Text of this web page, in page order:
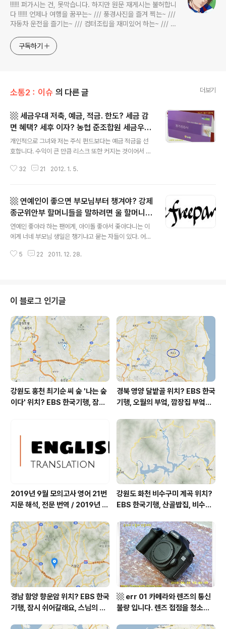
!!!!!! 퍼가시는 건, 못막습니다. 하지만 원문 재게시는 불허합니
다 !!!!!! 언제나 여행을 꿈꾸는~ /// 풍경사진을 즐겨 찍는~ ///
자동차 운전을 즐기는~ /// 컴터조립을 재미있어 하는~ /// 고
식하는 미드가 있는~ /// 사회적 이슈에 발언하는~ 不老巨
구독하기
소통2：이슈 의 다른 글 더보기
▩ 세금우대 저축, 예금, 적금. 한도? 세금 감
면 혜택? 세후 이자? 농협 준조합원 세금우대
혜택. ▩
개인적으로 그녀와 저는 주식 펀드보다는 예금 적금을 선
호합니다. 수익이 큰 만큼 리스크 또한 커지는 것이어서 주
끌리기 보다는 '수익이 커지는 만큼 리스크가 커진다'는 생
지지 않을 수 없습니다. 그녀와 저, 두 사람 앞으로 각각 예
적금을 돌리고 있는 '회계'(^^)의 입장에서, 이율의 높고 낮
음과 세금을 뗀 후의 '세후 이자'를 따지는 것은 당연합니
다. 금융권에 예적금을 들 때 개개인에게 주어지는 세금우
대 혜택이 있습니다. 예적금의 이자에 대해서 세금을 덜 부
과하는 것이죠. 이명박이 집권한 다음해, 그러니까 2009
32 21 2012. 1. 5.
▩ 연예인이 좋으면 부모님부터 챙겨야? 강제
종군위안부 할머니들을 말하려면 울 할머니부
터? ▩
연예인 좋아라 하는 팬에게, 아이돌 좋아서 좇아다니는 이
에게 너네 부모님 생일은 챙기냐고 묻는 자들이 있다. 어떤
화 별로라고 또는 영 아니라고 혹평하는 사람에게 니가 만
에게 너는 노래를 얼마나 잘 만들고 잘 부르냐고 묻는 자들
이 있다. 노래를 잘 해야만 노래에 대해 말할 자격이 있다는
건가. 참 못난 짓들 한다. 걍 닥치고 가만히 있으라는 거다.
참 MB스럽다. 이런 논리대로라면 (진중권 횽아의 표현을
빌려 말하자면) 달걀이 상했다고 말하려면 알을 낳아 봐야
하는 것인가. ..
5 22 2011. 12. 28.
이 블로그 인기글
강원도 홍천 최기순 씨 숲 '나는 숲
이다' 위치? EBS 한국기행, 잠시
강원도 홍천군 가볼 만한 곳, (구)
까르돈, kbs 인간극장
경북 영양 달밭골 위치? EBS 한국
기행, 오월의 부엌, 깜장집 부엌은
어디? / 경상북도 영양군 가볼 만
한 곳, 영양읍 상원리. KBS 인간극
장 임분노미 할머니
2019년 9월 모의고사 영어 21번
지문 해석, 전문 번역 / 2019년 9
역, 평가원 2019년 고3 9월 영어
영역 외국어영역 전문 해석, Engli
sh to Korean translation
강원도 화천 비수구미 계곡 위치?
EBS 한국기행, 산골밥집, 비수구
부 화천군 비수구미 낙타민박 어
디? / 강원도 화천군 가볼 만한 곳
비수구미 마을, 파로호
경남 함양 향운암 위치? EBS 한국
기행, 잠시 쉬어갈래요, 스님의 어
▩ err 01 카메라와 렌즈의 통신
불량 입니다. 렌즈 접점을 청소하